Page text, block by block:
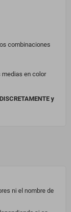
combinaciones
medias en color
y
ni el nombre de